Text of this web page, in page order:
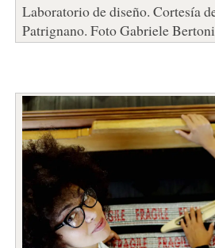
Laboratorio de diseño. Cortesía
Patrignano. Foto Gabriele Bertoni